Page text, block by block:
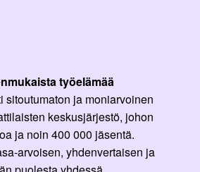
työelämää
sitoutumaton ja moniarvoinen
keskusjärjestö, johon
ja noin 400 000 jäsentä.
arvoisen, yhdenvertaisen ja